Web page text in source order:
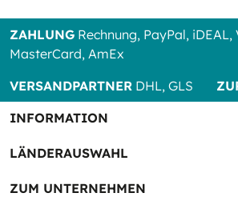
ZAHLUNG Rechnung, PayPal, iDEAL,
MasterCard, AmEx
VERSANDPARTNER DHL, GLS
INFORMATION
LÄNDERAUSWAHL
ZUM UNTERNEHMEN